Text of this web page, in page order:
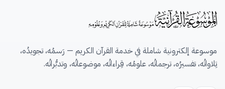
موسوعة إلكترونية شاملة في خدمة القرآن الكريم — رَسمُه، تجويدُه،
تِلاواتُه، تفسيرُه، ترجماتُه، علومُه، قِراءاتُه، موضوعاتُه، وتدبُّراتُه.